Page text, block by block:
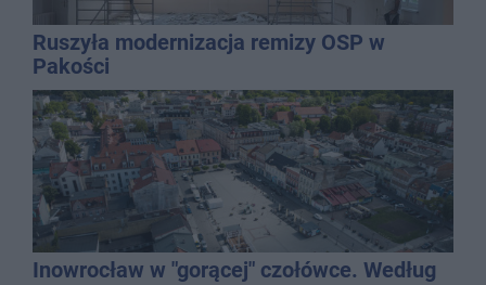
Ruszyła modernizacja remizy OSP w
Pakości
Inowrocław w "gorącej" czołówce. Według